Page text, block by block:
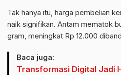
Tak hanya itu, harga pembelian
naik signifikan. Antam mematok
gram, meningkat Rp 12.000
Baca juga:
Transformasi Digital Jadi